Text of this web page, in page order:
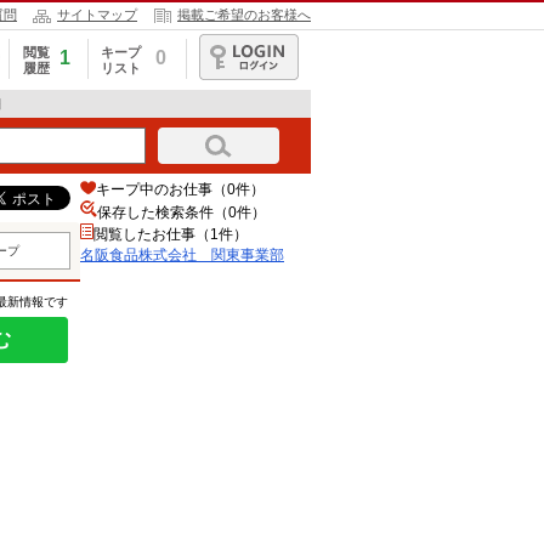
問 サイトマップ 掲載ご希望のお客様へ
閲覧
履歴
1
キープ
リスト
0
ログイン
プ
新情報です
キープ中のお仕事（0件）
保存した検索条件（0件）
閲覧したお仕事（1件）
名阪食品株式会社 関東事業部